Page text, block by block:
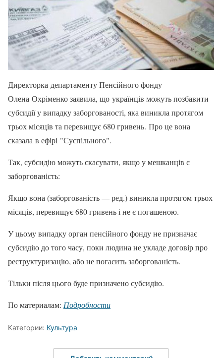
Директорка департаменту Пенсійного фонду
Олена Охріменко заявила, що українців можуть позбавити
субсидії у випадку заборгованості, яка виникла протягом
трьох місяців та перевищує 680 гривень. Про це вона
сказала в ефірі "Суспільного".
Так, субсидію можуть скасувати, якщо у мешканців є
заборгованість:
Якщо вона (заборгованість — ред.) виникла протягом трьох
місяців, перевищує 680 гривень і не є погашеною.
У цьому випадку орган пенсійного фонду не призначає
субсидію до того часу, поки людина не укладе договір про
реструктуризацію, або не погасить заборгованість.
Тільки після цього буде призначено субсидію.
По материалам: Подробности
Категории: Культура